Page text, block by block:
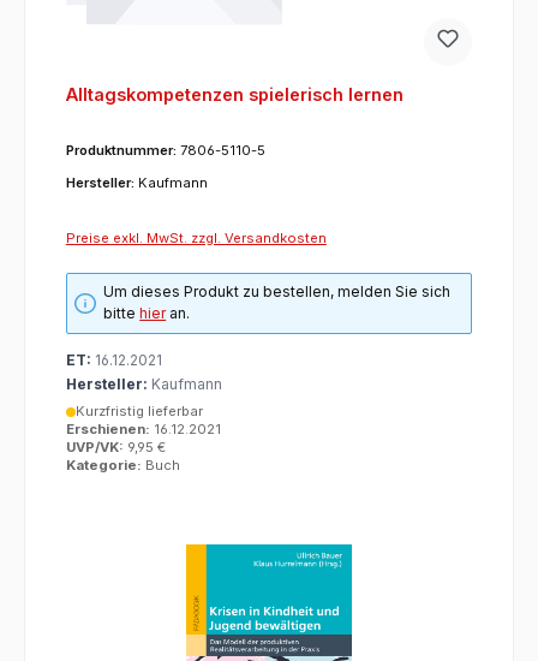
Alltagskompetenzen spielerisch lernen
Produktnummer: 7806-5110-5
Hersteller: Kaufmann
Preise exkl. MwSt. zzgl. Versandkosten
Um dieses Produkt zu bestellen, melden Sie sich
bittehieran.
ET: 16.12.2021
Hersteller: Kaufmann
Kurzfristig lieferbar
Erschienen: 16.12.2021
UVP/VK: 9,95 €
Kategorie: Buch